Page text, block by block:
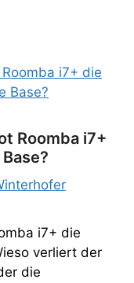
Roomba i7+
i7+ die
verliert der
die